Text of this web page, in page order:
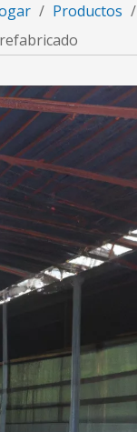
/ Productos /